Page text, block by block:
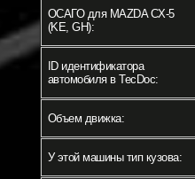
ОСАГО для MAZDA CX-5
(KE, GH):
ID идентификатора
автомобиля в TecDoc:
Объем движка:
У этой машины тип кузова: